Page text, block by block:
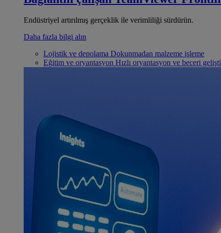
Endüstriyel artırılmış gerçeklik ile verimliliği sürdürün.
Daha fazla bilgi alın
Lojistik ve depolama Dokunmadan malzeme işleme
Eğitim ve oryantasyon Hızlı oryantasyon ve beceri